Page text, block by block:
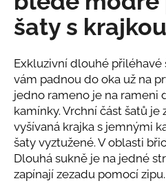
z
5
hvězdiček.
šaty s krajkou
Exkluzivní dlouhé přiléhavé
vám padnou do oka už na
jedno rameno je na rameni
kamínky. Vrchní část šatů
vyšívaná krajka s jemnými
šaty vyztužené. V oblasti
Dlouhá sukně je na jedné
zapínají zezadu pomocí zipu.
u
j
m
e
BÉŽOVÝ
KOMPLET
S
KVĚTINOU
2
808